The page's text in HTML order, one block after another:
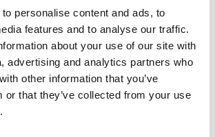
personalise content and ads, to
features and to analyse our traffic.
about your use of our site with
advertising and analytics partners who
other information that you’ve
or that they’ve collected from your use
alla lista Ex.t
PROFESSIONAL